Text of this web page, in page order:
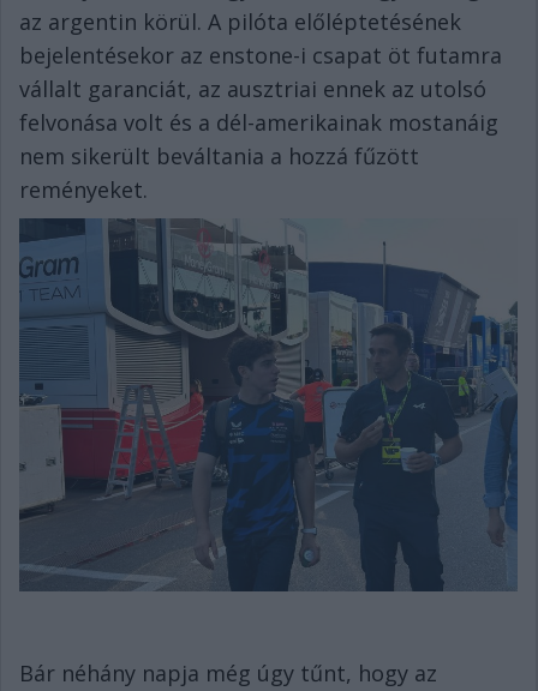
az argentin körül. A pilóta előléptetésének
bejelentésekor az enstone-i csapat öt futamra
vállalt garanciát, az ausztriai ennek az utolsó
felvonása volt és a dél-amerikainak mostanáig
nem sikerült beváltania a hozzá fűzött
reményeket.
Bár néhány napja még úgy tűnt, hogy az